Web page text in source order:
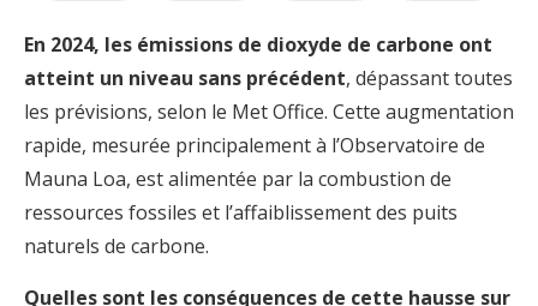
En 2024, les émissions de dioxyde de carbone ont
atteint un niveau sans précédent, dépassant toutes
les prévisions, selon le Met Office. Cette augmentation
rapide, mesurée principalement à l’Observatoire de
Mauna Loa, est alimentée par la combustion de
ressources fossiles et l’affaiblissement des puits
naturels de carbone.
Quelles sont les conséquences de cette hausse sur